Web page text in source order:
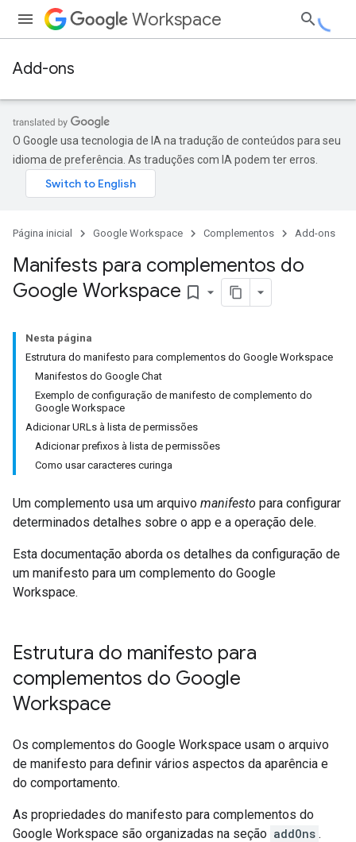
Workspace
Add-ons
O Google usa tecnologia de IA na tradução de conteúdos para seu
idioma de preferência. As traduções com IA podem ter erros.
Página inicial Google Workspace Complementos Add-ons
Manifests para complementos do
Google Workspace bookmark_border
Nesta página
Estrutura do manifesto para complementos do Google Workspace
Manifestos do Google Chat
Exemplo de configuração de manifesto de complemento do
Google Workspace
Adicionar URLs à lista de permissões
Adicionar prefixos à lista de permissões
Como usar caracteres curinga
Um complemento usa um arquivo manifesto para configurar
determinados detalhes sobre o app e a operação dele.
Esta documentação aborda os detalhes da configuração de
um manifesto para um complemento do Google
Workspace.
Estrutura do manifesto para
complementos do Google
Workspace
Os complementos do Google Workspace usam o arquivo
de manifesto para definir vários aspectos da aparência e
do comportamento.
As propriedades do manifesto para complementos do
Google Workspace são organizadas na seção addOns .